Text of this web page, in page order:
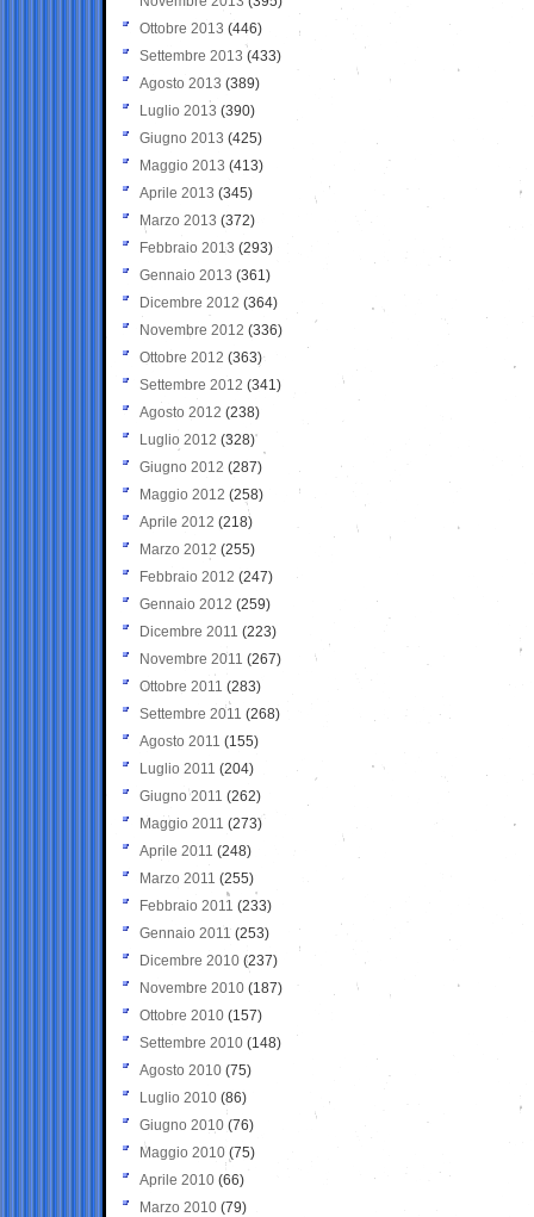
Ottobre 2013 (446)
Settembre 2013 (433)
Agosto 2013 (389)
Luglio 2013 (390)
Giugno 2013 (425)
Maggio 2013 (413)
Aprile 2013 (345)
Marzo 2013 (372)
Febbraio 2013 (293)
Gennaio 2013 (361)
Dicembre 2012 (364)
Novembre 2012 (336)
Ottobre 2012 (363)
Settembre 2012 (341)
Agosto 2012 (238)
Luglio 2012 (328)
Giugno 2012 (287)
Maggio 2012 (258)
Aprile 2012 (218)
Marzo 2012 (255)
Febbraio 2012 (247)
Gennaio 2012 (259)
Dicembre 2011 (223)
Novembre 2011 (267)
Ottobre 2011 (283)
Settembre 2011 (268)
Agosto 2011 (155)
Luglio 2011 (204)
Giugno 2011 (262)
Maggio 2011 (273)
Aprile 2011 (248)
Marzo 2011 (255)
Febbraio 2011 (233)
Gennaio 2011 (253)
Dicembre 2010 (237)
Novembre 2010 (187)
Ottobre 2010 (157)
Settembre 2010 (148)
Agosto 2010 (75)
Luglio 2010 (86)
Giugno 2010 (76)
Maggio 2010 (75)
Aprile 2010 (66)
Marzo 2010 (79)